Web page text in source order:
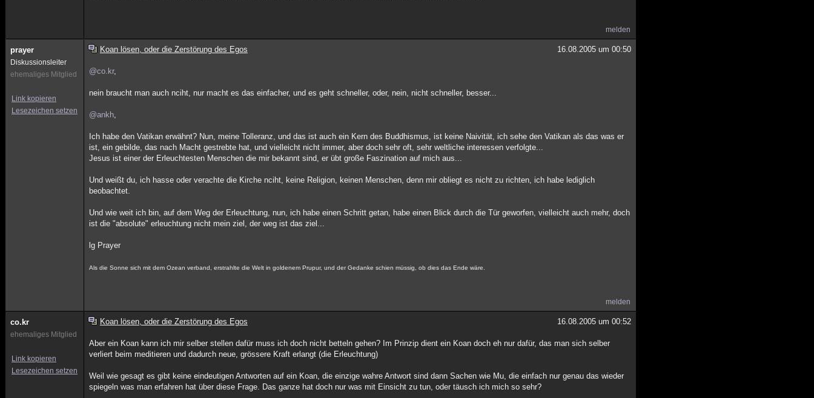
melden
prayer
Diskussionsleiter
ehemaliges Mitglied
Link kopieren
Lesezeichen setzen
Koan lösen, oder die Zerstörung des Egos 16.08.2005 um 00:50
@co.kr,
nein braucht man auch nciht, nur macht es das einfacher, und es geht schneller, oder, nein, nicht schneller, besser...
@ankh,
Ich habe den Vatikan erwähnt? Nun, meine Tolleranz, und das ist auch ein Kern des Buddhismus, ist keine Naivität, ich sehe den Vatikan als das was er
ist, ein gebilde, das nach Macht gestrebte hat, und vielleicht nicht immer, aber doch sehr oft, sehr weltliche interessen verfolgte...
Jesus ist einer der Erleuchtesten Menschen die mir bekannt sind, er übt große Faszination auf mich aus...
Und weißt du, ich hasse oder verachte die Kirche nciht, keine Religion, keinen Menschen, denn mir obliegt es nicht zu richten, ich habe lediglich
beobachtet.
Und wie weit ich bin, auf dem Weg der Erleuchtung, nun, ich habe einen Schritt getan, habe einen Blick durch die Tür geworfen, vielleicht auch mehr, doch
ist die "absolute" erleuchtung nicht mein ziel, der weg ist das ziel...
lg Prayer
Als die Sonne sich mit dem Ozean verband, erstrahlte die Welt in goldenem Prupur, und der Gedanke schien müssig, ob dies das Ende wäre.
melden
co.kr
ehemaliges Mitglied
Link kopieren
Lesezeichen setzen
Koan lösen, oder die Zerstörung des Egos 16.08.2005 um 00:52
Aber ein Koan kann ich mir selber stellen dafür muss ich doch nicht betteln gehen? Im Prinzip dient ein Koan doch eh nur dafür, das man sich selber
verliert beim meditieren und dadurch neue, grössere Kraft erlangt (die Erleuchtung)
Weil wie gesagt es gibt keine eindeutigen Antworten auf ein Koan, die einzige wahre Antwort sind dann Sachen wie Mu, die einfach nur genau das wieder
spiegeln was man erfahren hat über diese Frage. Das ganze hat doch nur was mit Einsicht zu tun, oder täusch ich mich so sehr?